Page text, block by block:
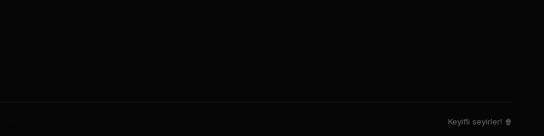
Keyifli seyirler! 🍿